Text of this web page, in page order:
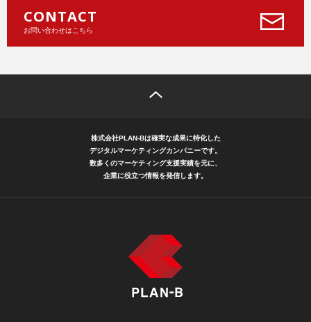
CONTACT
お問い合わせはこちら
株式会社PLAN-Bは確実な成果に特化した
デジタルマーケティングカンパニーです。
数多くのマーケティング支援実績を元に、
企業に役立つ情報を発信します。